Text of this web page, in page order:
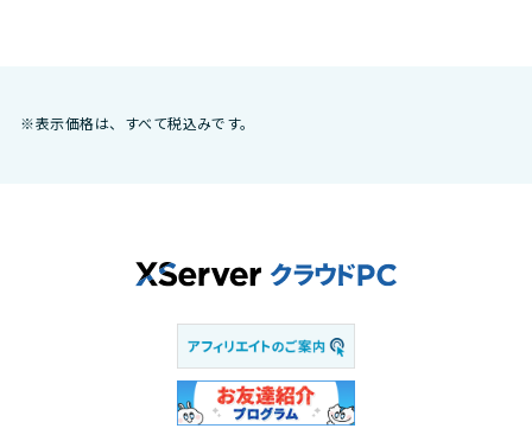
※表示価格は、すべて税込みです。